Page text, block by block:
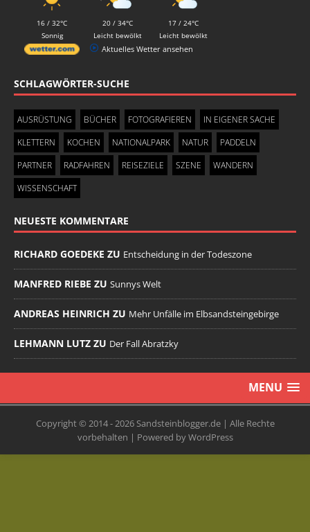
16 / 32°C
Sonnig
20 / 34°C
Leicht bewölkt
17 / 24°C
Leicht bewölkt
Aktuelles Wetter ansehen
SCHLAGWÖRTER-SUCHE
AUSRÜSTUNG BÜCHER FOTOGRAFIEREN
IN EIGENER SACHE
KLETTERN
KOCHEN NATIONALPARK NATUR
PADDELN
PARTNER
RADFAHREN REISEZIELE SZENE
WANDERN
WISSENSCHAFT
NEUESTE KOMMENTARE
RICHARD GOEDEKE ZU Entscheidung in der Todeszone
MANFRED RIEBE ZU Sunnys Welt
ANDREAS HEINRICH ZU Mehr Unfälle im Elbsandsteingebirge
LEHMANN LUTZ ZU Der Fall Abratzky
MENU
Copyright © 2014 - 2026 Sandsteinblogger.de | Alle Rechte
vorbehalten | Powered by WordPress